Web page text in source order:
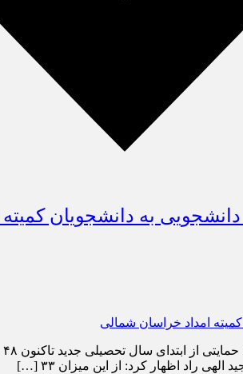
راد اظهار کرد: از این میزان ۳۳ […]